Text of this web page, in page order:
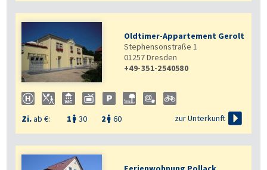
Oldtimer-Appartement Gerolt
Stephensonstraße 1
01257Dresden
+49-351-2540580
Zi.ab €: 1  30 2  60 zur Unterkunft 